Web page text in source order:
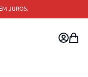
— TROQUE PELO SITE OU
MAIS PRÓXIMA.